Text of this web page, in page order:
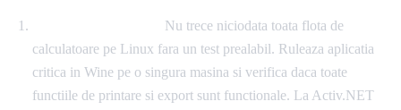
Nu trece niciodata toata flota de
calculatoare pe Linux fara un test prealabil. Ruleaza aplicatia
critica in Wine pe o singura masina si verifica daca toate
functiile de printare si export sunt functionale. La Activ.NET